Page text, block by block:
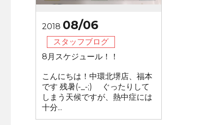
2018 08/06
スタッフブログ
8月スケジュール！！
こんにちは！中環北堺店、福本
です 残暑(-_-;) ぐったりして
しまう天候ですが、熱中症には
十分...